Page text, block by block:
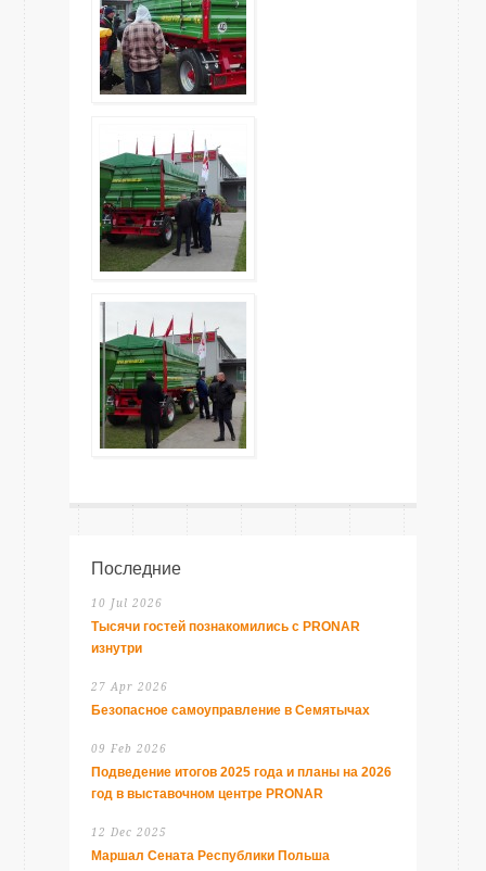
Последние
10 Jul 2026
Тысячи гостей познакомились с PRONAR
изнутри
27 Apr 2026
Безопасное самоуправление в Семятычах
09 Feb 2026
Подведение итогов 2025 года и планы на 2026
год в выставочном центре PRONAR
12 Dec 2025
Маршал Сената Республики Польша